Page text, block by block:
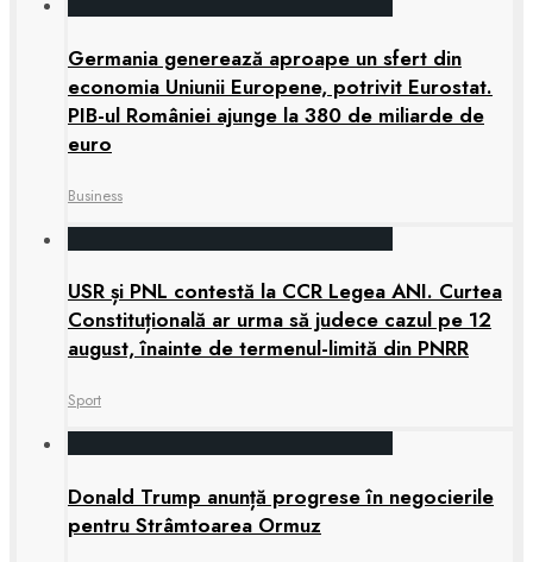
Germania generează aproape un sfert din
economia Uniunii Europene, potrivit Eurostat.
PIB-ul României ajunge la 380 de miliarde de
euro
Business
USR și PNL contestă la CCR Legea ANI. Curtea
Constituțională ar urma să judece cazul pe 12
august, înainte de termenul-limită din PNRR
Sport
Donald Trump anunță progrese în negocierile
pentru Strâmtoarea Ormuz